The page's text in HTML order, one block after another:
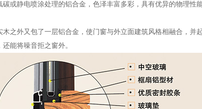
或静电喷涂处理的铝合金，色泽丰富多彩，具有优异的物理
之外又包了一层铝合金，使门窗与外立面建筑风格相融合，并
能将噪音拒之窗外。